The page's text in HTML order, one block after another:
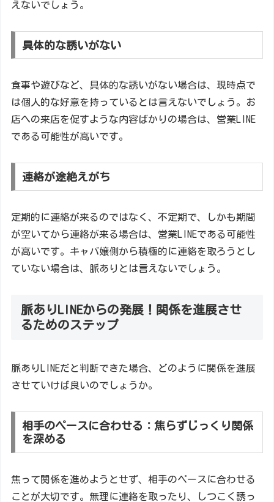
えないでしょう。
具体的な誘いがない
食事や遊びなど、具体的な誘いがない場合は、現時点で
は個人的な好意を持っているとは言えないでしょう。お
店への来店を促すような内容ばかりの場合は、営業LINE
である可能性が高いです。
連絡が途絶えがち
定期的に連絡が来るのではなく、不定期で、しかも期間
が空いてから連絡が来る場合は、営業LINEである可能性
が高いです。キャバ嬢側から積極的に連絡を取ろうとし
ていない場合は、脈ありとは言えないでしょう。
脈ありLINEからの発展！関係を進展させ
るためのステップ
脈ありLINEだと判断できた場合、どのように関係を進展
させていけば良いのでしょうか。
相手のペースに合わせる：焦らずじっくり関係
を深める
焦って関係を進めようとせず、相手のペースに合わせる
ことが大切です。無理に連絡を取ったり、しつこく誘っ